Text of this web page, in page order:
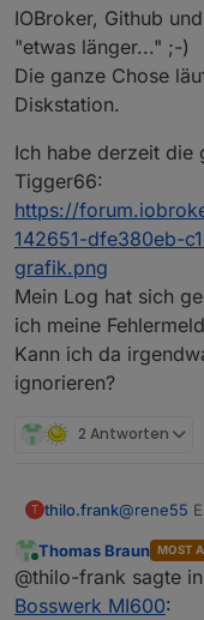
IOBroker, Github
"etwas länger..." ;-)
Die ganze Chose
Diskstation.
Ich habe derzeit die
Tigger66:
https://
142651-dfe380eb-
grafik.png
Mein Log hat sich
ich meine
Kann ich da
ignorieren?
2 Antworten
T thilo.frank@rene55
Problem
läuft
Ich bin
Ich habe
Tigger66:
https://
Online
Thomas Braun MOST
@thilo-frank sagte in
Bosswerk MI600: